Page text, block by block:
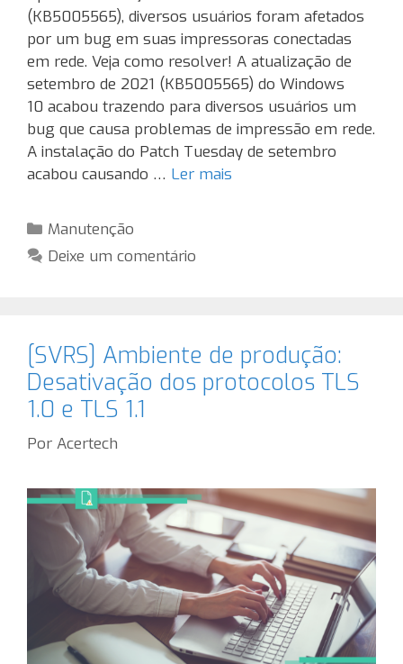
(KB5005565), diversos usuários foram afetados
por um bug em suas impressoras conectadas
em rede. Veja como resolver! A atualização de
setembro de 2021 (KB5005565) do Windows
10 acabou trazendo para diversos usuários um
bug que causa problemas de impressão em rede.
A instalação do Patch Tuesday de setembro
acabou causando … Ler mais
Categorias
Manutenção
Deixe um comentário
[SVRS] Ambiente de produção:
Desativação dos protocolos TLS
1.0 e TLS 1.1
Por Acertech